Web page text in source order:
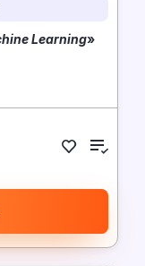
Learning»